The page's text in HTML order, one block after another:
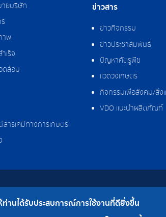
ายบริษัท
าพ
เร็จ
ดล้อม
ต์สารเคมีทางการเกษตร
ข่าวสาร
ข่าวกิจกรรม
ข่าวประชาสัมพันธ์
ปัญหาศัตรูพืช
แวดวงเกษตร
กิจกรรมเพื่อสังคม/สิ่ง
VDO แนะนำผลิตภัณฑ์
บริษัท แอ็กโกร (ประเทศไทย) จำกัด
2102 | โทรสาร : 0-2308-2487
ท่านได้รับประสบการณ์การใช้งานที่ดียิ่งขึ้น